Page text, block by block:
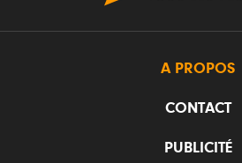
A PROPOS
CONTACT
PUBLICITÉ